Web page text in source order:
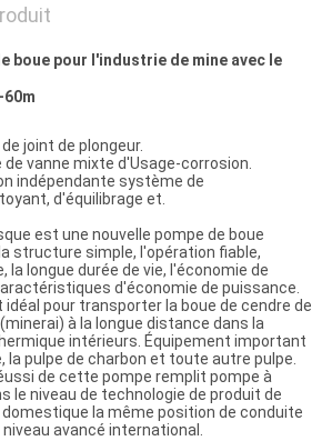
boue pour l'industrie de mine avec le
60m
joint de plongeur.
vanne mixte d'Usage-corrosion.
indépendante système de
d'équilibrage et.
est une nouvelle pompe de boue
structure simple, l'opération fiable,
la longue durée de vie, l'économie de
d'économie de puissance.
pour transporter la boue de cendre de
à la longue distance dans la
intérieurs. Équipement important
la pulpe de charbon et toute autre pulpe.
de cette pompe remplit pompe à
le niveau de technologie de produit de
la même position de conduite
avancé international.